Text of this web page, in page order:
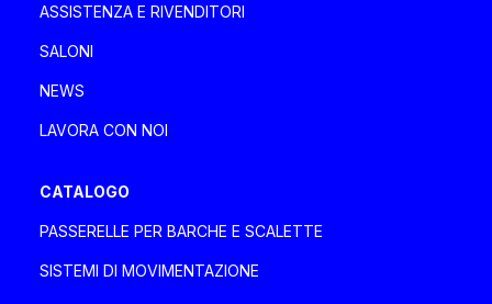
DEA MARINE SRLS
Via degli Ulivi 2, 55049 Viareggio Viareggio
deamarinesrls@gmail.com
DENPAR MAKINA SAN. VE TIC A.Ş.
ASSISTENZA E RIVENDITORI
SALONI
NEWS
LAVORA CON NOI
CATALOGO
PASSERELLE PER BARCHE E SCALETTE
SISTEMI DI MOVIMENTAZIONE